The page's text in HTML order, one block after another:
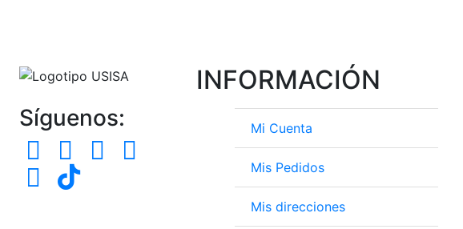
Síguenos:
INFORMACIÓN
Mi Cuenta
Mis Pedidos
Mis direcciones